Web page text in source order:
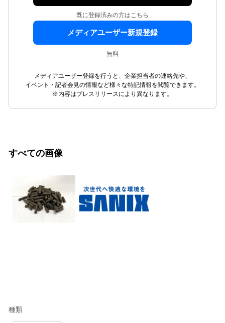
既に登録済みの方はこちら
メディアユーザー新規登録
無料
メディアユーザー登録を行うと、企業担当者の連絡先や、
イベント・記者会見の情報など様々な特記情報を閲覧できます。
※内容はプレスリリースにより異なります。
すべての画像
種類